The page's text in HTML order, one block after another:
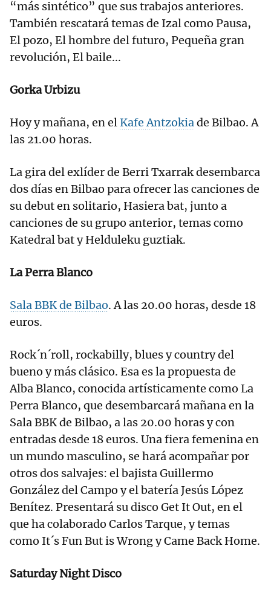
“más sintético” que sus trabajos anteriores.
También rescatará temas de Izal como Pausa,
El pozo, El hombre del futuro, Pequeña gran
revolución, El baile...
Gorka Urbizu
Hoy y mañana, en elKafe Antzokiade Bilbao. A
las 21.00 horas.
La gira del exlíder de Berri Txarrak desembarca
dos días en Bilbao para ofrecer las canciones de
su debut en solitario, Hasiera bat, junto a
canciones de su grupo anterior, temas como
Katedral bat y Helduleku guztiak.
La Perra Blanco
Sala BBK de Bilbao. A las 20.00 horas, desde 18
euros.
Rock´n´roll, rockabilly, blues y country del
bueno y más clásico. Esa es la propuesta de
Alba Blanco, conocida artísticamente como La
Perra Blanco, que desembarcará mañana en la
Sala BBK de Bilbao, a las 20.00 horas y con
entradas desde 18 euros. Una fiera femenina en
un mundo masculino, se hará acompañar por
otros dos salvajes: el bajista Guillermo
González del Campo y el batería Jesús López
Benítez. Presentará su disco Get It Out, en el
que ha colaborado Carlos Tarque, y temas
como It´s Fun But is Wrong y Came Back Home.
Saturday Night Disco